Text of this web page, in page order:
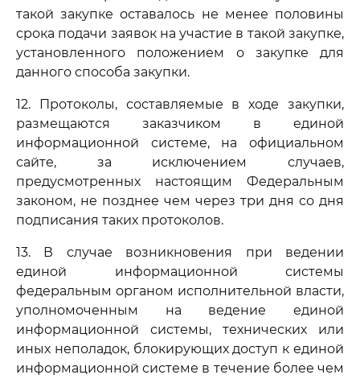
такой закупке оставалось не менее половины
срока подачи заявок на участие в такой закупке,
установленного положением о закупке для
данного способа закупки.
12. Протоколы, составляемые в ходе закупки,
размещаются заказчиком в единой
информационной системе, на официальном
сайте, за исключением случаев,
предусмотренных настоящим Федеральным
законом, не позднее чем через три дня со дня
подписания таких протоколов.
13. В случае возникновения при ведении
единой информационной системы
федеральным органом исполнительной власти,
уполномоченным на ведение единой
информационной системы, технических или
иных неполадок, блокирующих доступ к единой
информационной системе в течение более чем